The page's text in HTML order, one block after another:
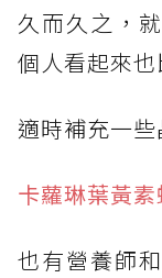
久而久之，
個人看起來也
適時補充一
卡蘿琳葉黃
也有營養師